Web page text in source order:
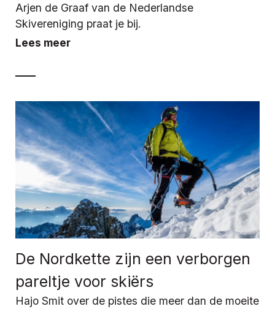
Arjen de Graaf van de Nederlandse
Skivereniging praat je bij.
Lees meer
De Nordkette zijn een verborgen
pareltje voor skiërs
Hajo Smit over de pistes die meer dan de moeite